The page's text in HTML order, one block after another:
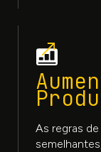
As regras